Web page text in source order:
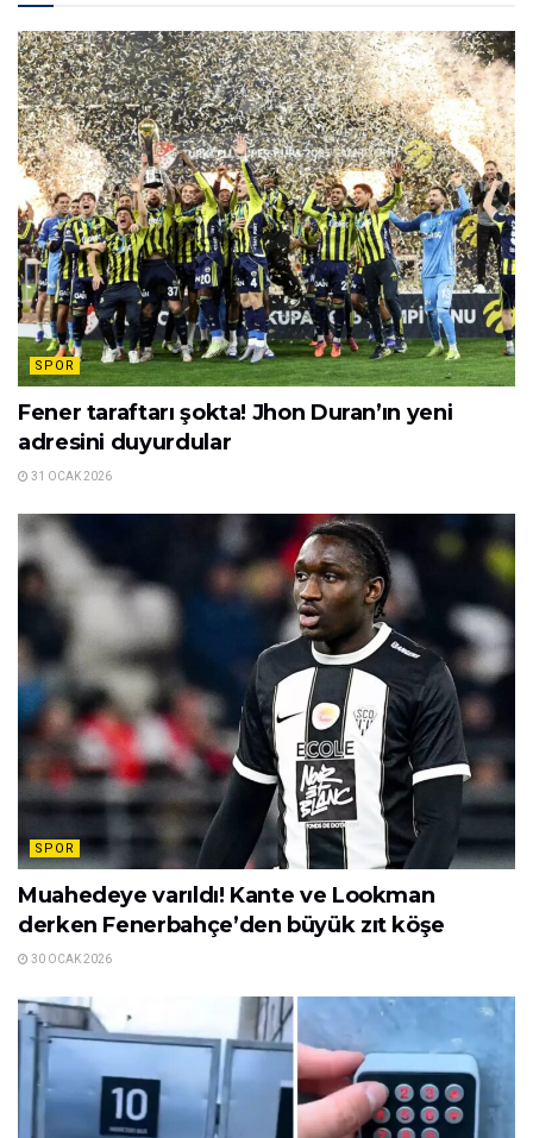
SPOR
Fener taraftarı şokta! Jhon Duran’ın yeni
adresini duyurdular
31 OCAK 2026
SPOR
Muahedeye varıldı! Kante ve Lookman
derken Fenerbahçe’den büyük zıt köşe
30 OCAK 2026